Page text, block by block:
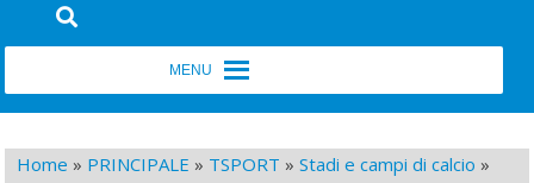
Home » PRINCIPALE » TSPORT »Stadi e campi di calcio »